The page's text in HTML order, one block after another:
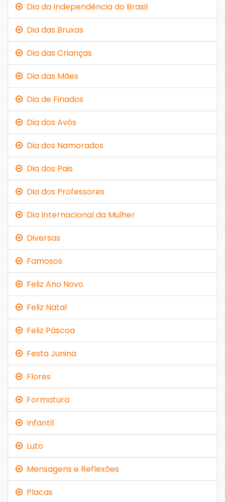
Dia da Independência do Brasil
Dia das Bruxas
Dia das Crianças
Dia das Mães
Dia de Finados
Dia dos Avós
Dia dos Namorados
Dia dos Pais
Dia dos Professores
Dia Internacional da Mulher
Diversas
Famosos
Feliz Ano Novo
Feliz Natal
Feliz Páscoa
Festa Junina
Flores
Formatura
Infantil
Luto
Mensagens e Reflexões
Placas